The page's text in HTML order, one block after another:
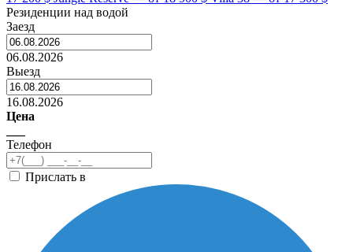
Резиденции над водой
Заезд
06.08.2026
Выезд
16.08.2026
Цена
Телефон
Прислать в